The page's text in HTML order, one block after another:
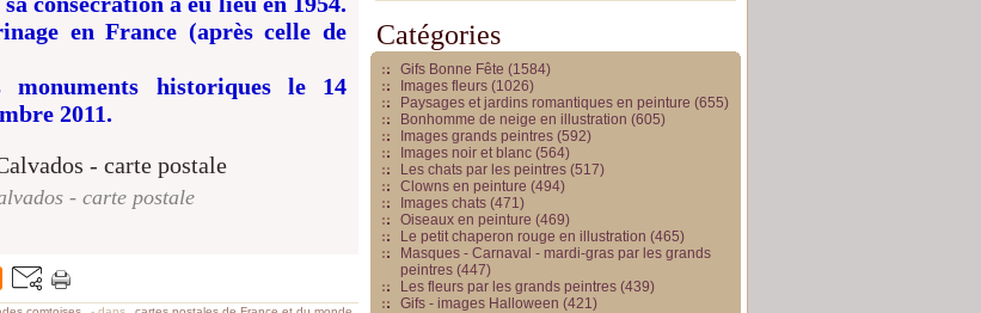
en France (après celle de
historiques le 14
2011.
- carte postale
Catégories
Gifs Bonne Fête (1584)
Images fleurs (1026)
Paysages et jardins romantiques en peinture (655)
Bonhomme de neige en illustration (605)
Images grands peintres (592)
Images noir et blanc (564)
Les chats par les peintres (517)
Clowns en peinture (494)
Images chats (471)
Oiseaux en peinture (469)
Le petit chaperon rouge en illustration (465)
Masques - Carnaval - mardi-gras par les grands
peintres (447)
Les fleurs par les grands peintres (439)
Gifs - images Halloween (421)